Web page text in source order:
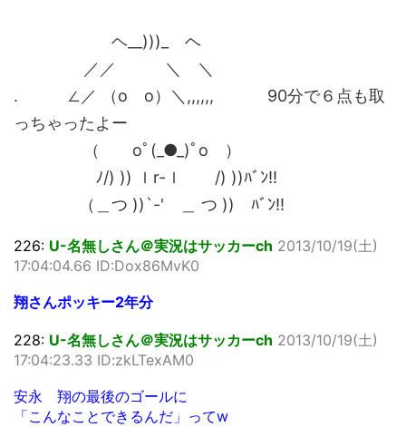
ヘ__)))_ ヘ
／／ ＼ ＼
. ∠／ （о о）＼,,,,,,ゝ 90分で６点も取
っちゃったよー
（ oﾟ(_●_)ﾟo ）
ﾉ/) )) ｌr-ｌ /) ))ﾊﾞﾝ!!
（＿つ ))`-' ＿ つ )) ﾊﾞﾝ!!
226: U-名無しさん＠実況はサッカーch 2013/10/19(土)
17:04:04.66 ID:Dox86MvK0
翔さんポッキー2年分
228: U-名無しさん＠実況はサッカーch 2013/10/19(土)
17:04:23.33 ID:zkLTexAM0
安永 翔の最後のゴールに
「こんなことできるんだ」ってw